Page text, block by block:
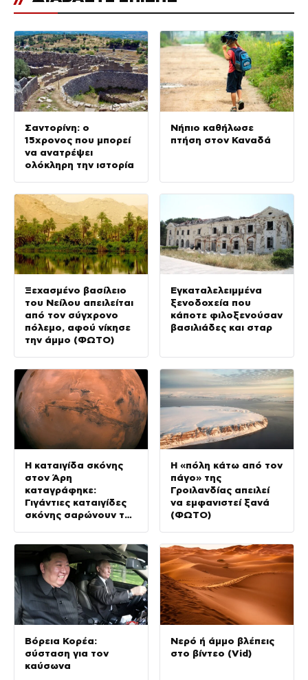
Σαντορίνη: ο
15χρονος που μπορεί
να ανατρέψει
ολόκληρη την ιστορία
Νήπιο καθήλωσε
πτήση στον Καναδά
Ξεχασμένο βασίλειο
του Νείλου απειλείται
από τον σύγχρονο
πόλεμο, αφού νίκησε
την άμμο (ΦΩΤΟ)
Εγκαταλελειμμένα
ξενοδοχεία που
κάποτε φιλοξενούσαν
βασιλιάδες και σταρ
Η καταιγίδα σκόνης
στον Άρη
καταγράφηκε:
Γιγάντιες καταιγίδες
σκόνης σαρώνουν τον
Η «πόλη κάτω από τον
πάγο» της
Γροιλανδίας απειλεί
να εμφανιστεί ξανά
(ΦΩΤΟ)
Βόρεια Κορέα:
σύσταση για τον
καύσωνα
Νερό ή άμμο βλέπεις
στο βίντεο (Vid)